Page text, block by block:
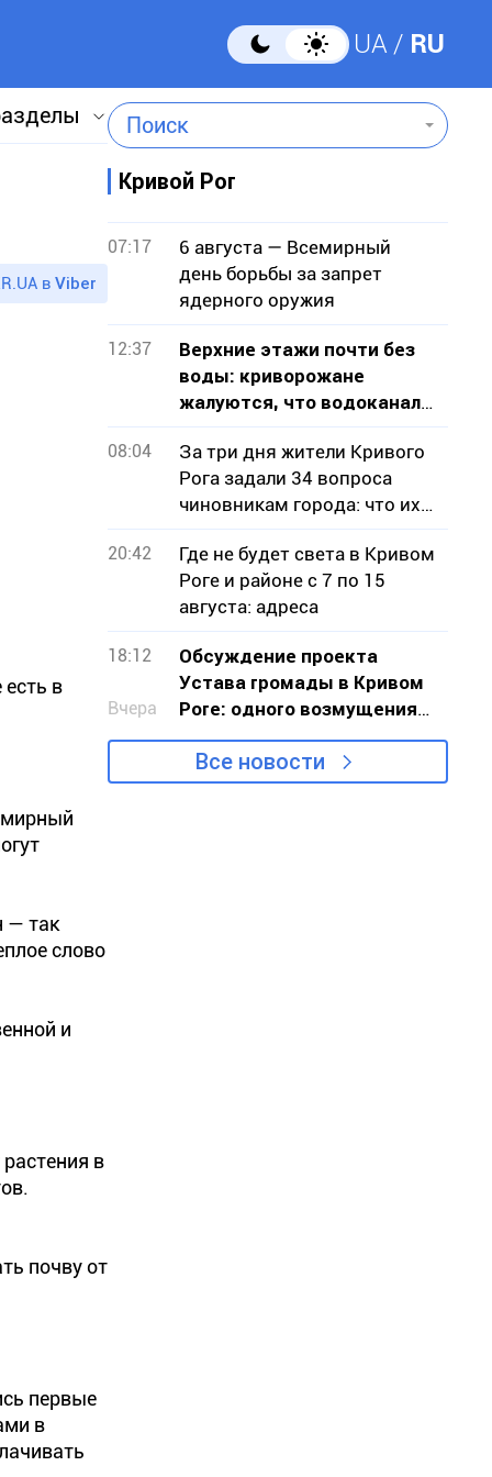
UA RU
Поиск
в Viber
в
— так
слово
и
в
почву от
первые
в
Кривой Рог
07:17
6 августа — Всемирный
день борьбы за запрет
ядерного оружия
12:37
Верхние этажи почти без
воды: криворожане
жалуются, что водоканал
не признает проблему
08:04
За три дня жители Кривого
Рога задали 34 вопроса
чиновникам города: что их
беспокоило
20:42
Где не будет света в Кривом
Роге и районе с 7 по 15
августа: адреса
18:12
Вчера
Обсуждение проекта
Устава громады в Кривом
Роге: одного возмущения
мало, нужно действовать
Все новости